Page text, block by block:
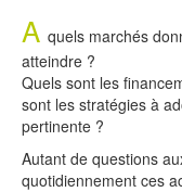
A quels marchés
atteindre ?
Quels sont les
sont les stratégies à
pertinente ?
Autant de questions
quotidiennement ces